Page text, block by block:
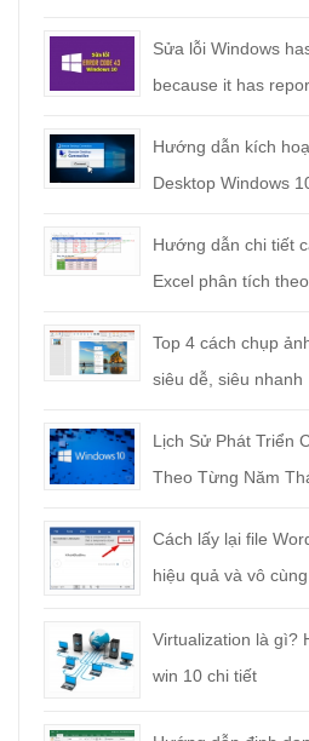
Sửa lỗi Windows
because it has
Hướng dẫn kích
Desktop Windows
Hướng dẫn chi tiết
Excel phân tích
Top 4 cách chụp
siêu dễ, siêu nhanh
Lịch Sử Phát Triển
Theo Từng Năm
Cách lấy lại file
hiệu quả và vô
Virtualization là gì?
win 10 chi tiết